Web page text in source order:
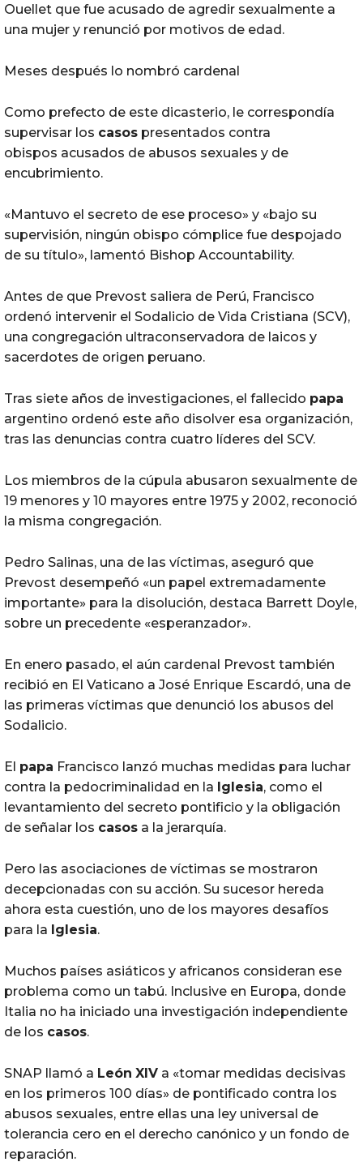
Ouellet que fue acusado de agredir sexualmente a
una mujer y renunció por motivos de edad.
Meses después lo nombró cardenal
Como prefecto de este dicasterio, le correspondía
supervisar los casos presentados contra
obispos acusados de abusos sexuales y de
encubrimiento.
«Mantuvo el secreto de ese proceso» y «bajo su
supervisión, ningún obispo cómplice fue despojado
de su título», lamentó Bishop Accountability.
Antes de que Prevost saliera de Perú, Francisco
ordenó intervenir el Sodalicio de Vida Cristiana (SCV),
una congregación ultraconservadora de laicos y
sacerdotes de origen peruano.
Tras siete años de investigaciones, el fallecido papa
argentino ordenó este año disolver esa organización,
tras las denuncias contra cuatro líderes del SCV.
Los miembros de la cúpula abusaron sexualmente de
19 menores y 10 mayores entre 1975 y 2002, reconoció
la misma congregación.
Pedro Salinas, una de las víctimas, aseguró que
Prevost desempeñó «un papel extremadamente
importante» para la disolución, destaca Barrett Doyle,
sobre un precedente «esperanzador».
En enero pasado, el aún cardenal Prevost también
recibió en El Vaticano a José Enrique Escardó, una de
las primeras víctimas que denunció los abusos del
Sodalicio.
El papa Francisco lanzó muchas medidas para luchar
contra la pedocriminalidad en la Iglesia, como el
levantamiento del secreto pontificio y la obligación
de señalar los casos a la jerarquía.
Pero las asociaciones de víctimas se mostraron
decepcionadas con su acción. Su sucesor hereda
ahora esta cuestión, uno de los mayores desafíos
para la Iglesia.
Muchos países asiáticos y africanos consideran ese
problema como un tabú. Inclusive en Europa, donde
Italia no ha iniciado una investigación independiente
de los casos.
SNAP llamó a León XIV a «tomar medidas decisivas
en los primeros 100 días» de pontificado contra los
abusos sexuales, entre ellas una ley universal de
tolerancia cero en el derecho canónico y un fondo de
reparación.